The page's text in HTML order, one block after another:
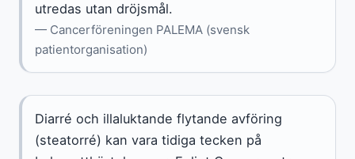
utredas utan dröjsmål.
— Cancerföreningen PALEMA (svensk
patientorganisation)
Diarré och illaluktande flytande avföring
(steatorré) kan vara tidiga tecken på